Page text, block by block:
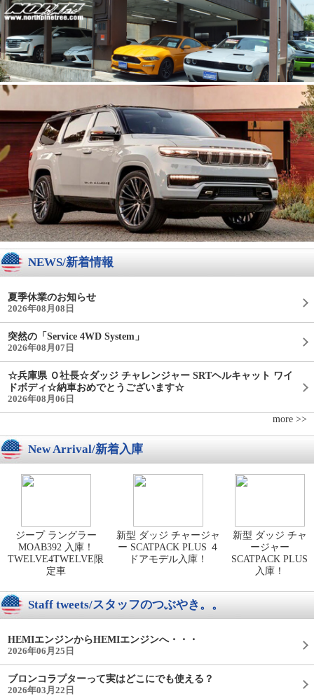
NEWS/新着情報
夏季休業のお知らせ
2026年08月08日
突然の「Service 4WD System」
2026年08月07日
☆兵庫県 Ｏ社長☆ダッジ チャレンジャー SRTヘルキャット ワイ
ドボディ☆納車おめでとうございます☆
2026年08月06日
more >>
New Arrival/新着入庫
ジープ ラングラー
MOAB392 入庫！
TWELVE4TWELVE限
定車
新型 ダッジ チャージャ
ー SCATPACK PLUS ４
ドアモデル入庫！
新型 ダッジ チャ
ージャー
SCATPACK PLUS
入庫！
Staff tweets/スタッフのつぶやき。。
HEMIエンジンからHEMIエンジンへ・・・
2026年06月25日
ブロンコラプターって実はどこにでも使える？
2026年03月22日